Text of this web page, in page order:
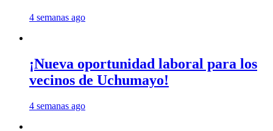
4 semanas ago
¡Nueva oportunidad laboral para los
vecinos de Uchumayo!
4 semanas ago